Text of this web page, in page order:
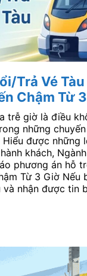
Trả Vé
Chậm Từ
trễ giờ là điều
những
được những
khách,
phương án hỗ
Từ 3 Giờ Nếu
nhận được tin